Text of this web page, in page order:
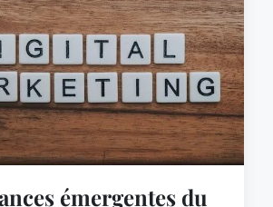
émergentes du